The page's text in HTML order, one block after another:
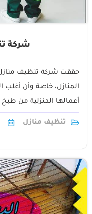
شركة
حققت شركة تنظيف
المنازل، خاصة وأن أغلب
أعمالها المنزلية من طبخ
وكذلك أعباء1
تنظيف منازل